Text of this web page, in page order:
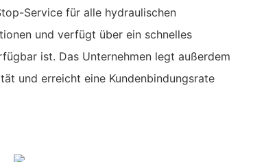
Service für alle hydraulischen
und verfügt über ein schnelles
ist. Das Unternehmen legt außerdem
und erreicht eine Kundenbindungsrate